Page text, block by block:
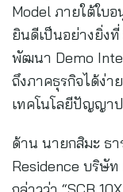
Model ภายใต้ใบ
ยินดีเป็นอย่างยิ่งที่
พัฒนา Demo
ถึงภาคธุรกิจได้ง่า
เทคโนโลยีปัญญา
ด้าน นายกสิมะ ธ
Residence บริษัท